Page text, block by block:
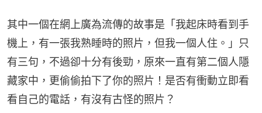
其中一個在網上廣為流傳的故事是「我起床時看到手
機上，有一張我熟睡時的照片，但我一個人住。」只
有三句，不過卻十分有後勁，原來一直有第二個人隱
藏家中，更偷偷拍下了你的照片！是否有衝動立即看
看自己的電話，有沒有古怪的照片？